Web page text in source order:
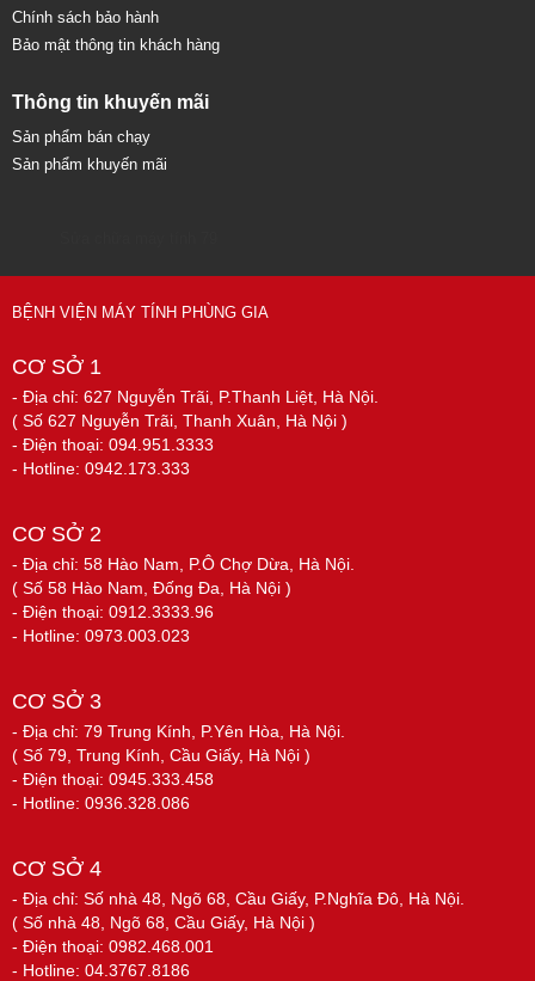
Chính sách bảo hành
Bảo mật thông tin khách hàng
Thông tin khuyến mãi
Sản phẩm bán chạy
Sản phẩm khuyến mãi
BỆNH VIỆN MÁY TÍNH PHÙNG GIA
CƠ SỞ 1
- Địa chỉ: 627 Nguyễn Trãi, P.Thanh Liệt, Hà Nội.
( Số 627 Nguyễn Trãi, Thanh Xuân, Hà Nội )
- Điện thoại: 094.951.3333
- Hotline: 0942.173.333
CƠ SỞ 2
- Địa chỉ: 58 Hào Nam, P.Ô Chợ Dừa, Hà Nội.
( Số 58 Hào Nam, Đống Đa, Hà Nội )
- Điện thoại: 0912.3333.96
- Hotline: 0973.003.023
CƠ SỞ 3
- Địa chỉ: 79 Trung Kính, P.Yên Hòa, Hà Nội.
( Số 79, Trung Kính, Cầu Giấy, Hà Nội )
- Điện thoại: 0945.333.458
- Hotline: 0936.328.086
CƠ SỞ 4
- Địa chỉ: Số nhà 48, Ngõ 68, Cầu Giấy, P.Nghĩa Đô, Hà Nội.
( Số nhà 48, Ngõ 68, Cầu Giấy, Hà Nội )
- Điện thoại: 0982.468.001
- Hotline: 04.3767.8186